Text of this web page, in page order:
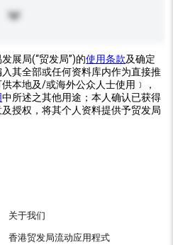
展局(“贸发局”)的使用条款及确定
其全部或任何资料库内作为直接推
本地及/或海外公众人士使用﹞，
中所述之其他用途；本人确认已获得
授权，将其个人资料提供予贸发局
关于我们
香港贸发局流动应用程式